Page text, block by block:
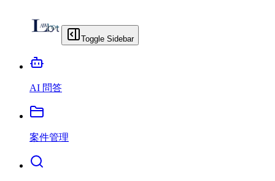
Toggle Sidebar
AI 問答
案件管理